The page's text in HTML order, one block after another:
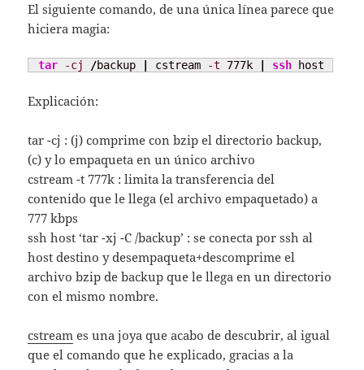
El siguiente comando, de una única línea parece que
hiciera magia:
tar -cj /backup cstream -t 777k ssh host
Explicación:
tar -cj : (j) comprime con bzip el directorio backup,
(c) y lo empaqueta en un único archivo
cstream -t 777k : limita la transferencia del
contenido que le llega (el archivo empaquetado) a
777 kbps
ssh host ‘tar -xj -C /backup’ : se conecta por ssh al
host destino y desempaqueta+descomprime el
archivo bzip de backup que le llega en un directorio
con el mismo nombre.
cstream es una joya que acabo de descubrir, al igual
que el comando que he explicado, gracias a la